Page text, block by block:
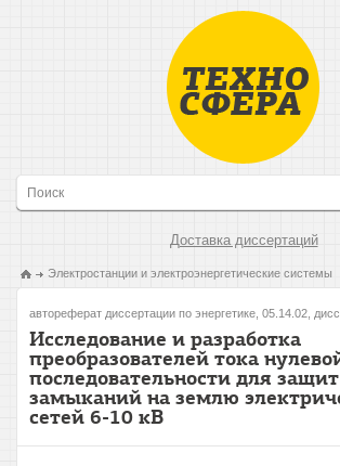
Доставка диссертаций
Электростанции и электроэнергетические системы
автореферат диссертации по энергетике, 05.14.02,
Исследование и разработка
преобразователей тока
последовательности для
замыканий на землю
сетей 6-10 кВ